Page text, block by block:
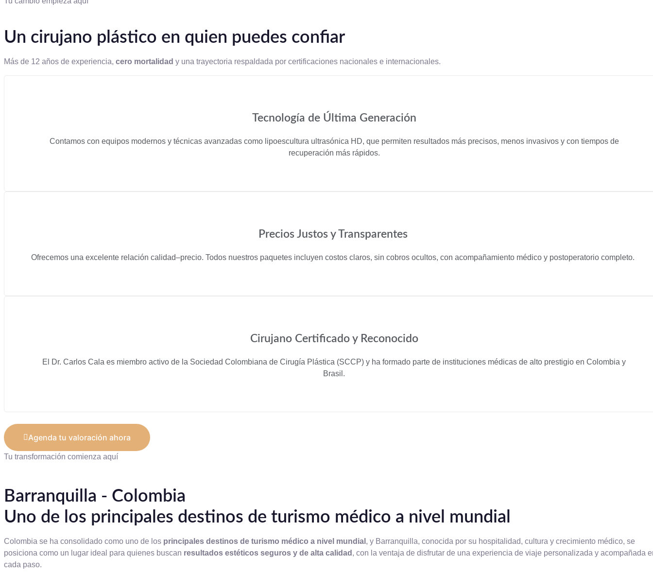
Un cirujano plástico en quien puedes confiar
Más de 12 años de experiencia, cero mortalidad y una trayectoria respaldada por certificaciones nacionales e internacionales.
Tecnología de Última Generación
Contamos con equipos modernos y técnicas avanzadas como lipoescultura ultrasónica HD, que permiten resultados más precisos, menos invasivos y con tiempos de
recuperación más rápidos.
Precios Justos y Transparentes
Ofrecemos una excelente relación calidad–precio. Todos nuestros paquetes incluyen costos claros, sin cobros ocultos, con acompañamiento médico y postoperatorio completo.
Cirujano Certificado y Reconocido
El Dr. Carlos Cala es miembro activo de la Sociedad Colombiana de Cirugía Plástica (SCCP) y ha formado parte de instituciones médicas de alto prestigio en Colombia y
Brasil.
Agenda tu valoración ahora
Tu transformación comienza aquí
Barranquilla - Colombia
Uno de los principales destinos de turismo médico a nivel mundial
Colombia se ha consolidado como uno de los principales destinos de turismo médico a nivel mundial , y Barranquilla, conocida por su hospitalidad, cultura y crecimiento médico, se
posiciona como un lugar ideal para quienes buscan resultados estéticos seguros y de alta calidad , con la ventaja de disfrutar de una experiencia de viaje personalizada y acompañada
cada paso.